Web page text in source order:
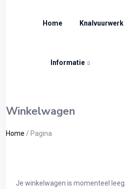
Home Knalvuurwerk
Informatie
Winkelwagen
Home / Pagina
Je winkelwagen is momenteel leeg.